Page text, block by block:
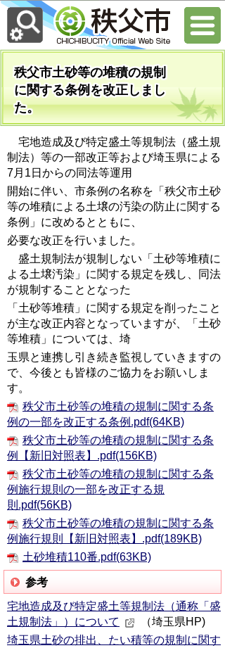
秩父市土砂等の堆積の規制
に関する条例を改正しまし
た。
宅地造成及び特定盛土等規制法（盛土規
制法）等の一部改正等および埼玉県による
7月1日からの同法等運用
開始に伴い、市条例の名称を「秩父市土砂
等の堆積による土壌の汚染の防止に関する
条例」に改めるとともに、
必要な改正を行いました。
盛土規制法が規制しない「土砂等堆積に
よる土壌汚染」に関する規定を残し、同法
が規制することとなった
「土砂等堆積」に関する規定を削ったこと
が主な改正内容となっていますが、「土砂
等堆積」については、埼
玉県と連携し引き続き監視していきますの
で、今後とも皆様のご協力をお願いしま
す。
秩父市土砂等の堆積の規制に関する条
例の一部を改正する条例.pdf(64KB)
秩父市土砂等の堆積の規制に関する条
例【新旧対照表】.pdf(156KB)
秩父市土砂等の堆積の規制に関する条
例施行規則の一部を改正する規
則.pdf(56KB)
秩父市土砂等の堆積の規制に関する条
例施行規則【新旧対照表】.pdf(189KB)
土砂堆積110番.pdf(63KB)
参考
宅地造成及び特定盛土等規制法（通称「盛
土規制法」）について
（埼玉県HP)
埼玉県土砂の排出、たい積等の規制に関す